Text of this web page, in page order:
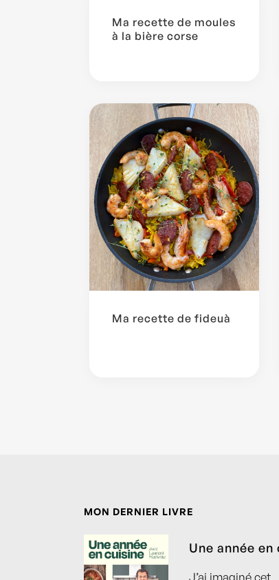
Ma recette de moules
à la bière corse
Ma recette de fideuà
MON DERNIER LIVRE
Une année en
J’ai imaginé cet